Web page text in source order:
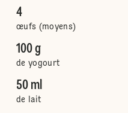
4
œufs (moyens)
100 g
de yogourt
50 ml
de lait